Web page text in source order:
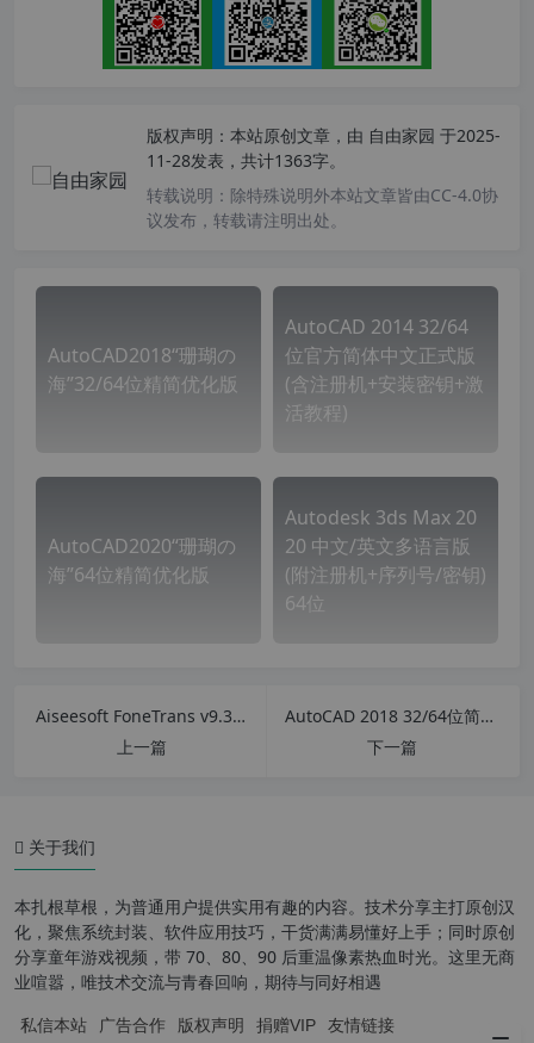
版权声明： 本站原创文章，由 自由家园 于2025-
11-28发表，共计1363字。
转载说明： 除特殊说明外本站文章皆由CC-4.0协
议发布，转载请注明出处。
AutoCAD2018“珊瑚の
海”32/64位精简优化版
AutoCAD 2014 32/64
位官方简体中文正式版
(含注册机+安装密钥+激
活教程)
AutoCAD2020“珊瑚の
海”64位精简优化版
Autodesk 3ds Max 20
20 中文/英文多语言版
(附注册机+序列号/密钥)
64位
Aiseesoft FoneTrans v9.3.10 中文特别版 IOS设备管理软件
上一篇
AutoCAD 2018 32/64位简体中文正式版(含注册机+安装密钥+激活教程)
下一篇
安装步骤
关于我们
本扎根草根，为普通用户提供实用有趣的内容。技术分享主打原创汉
化，聚焦系统封装、软件应用技巧，干货满满易懂好上手；同时原创
分享童年游戏视频，带 70、80、90 后重温像素热血时光。这里无商
业喧嚣，唯技术交流与青春回响，期待与同好相遇
私信本站 广告合作 版权声明 捐赠VIP 友情链接